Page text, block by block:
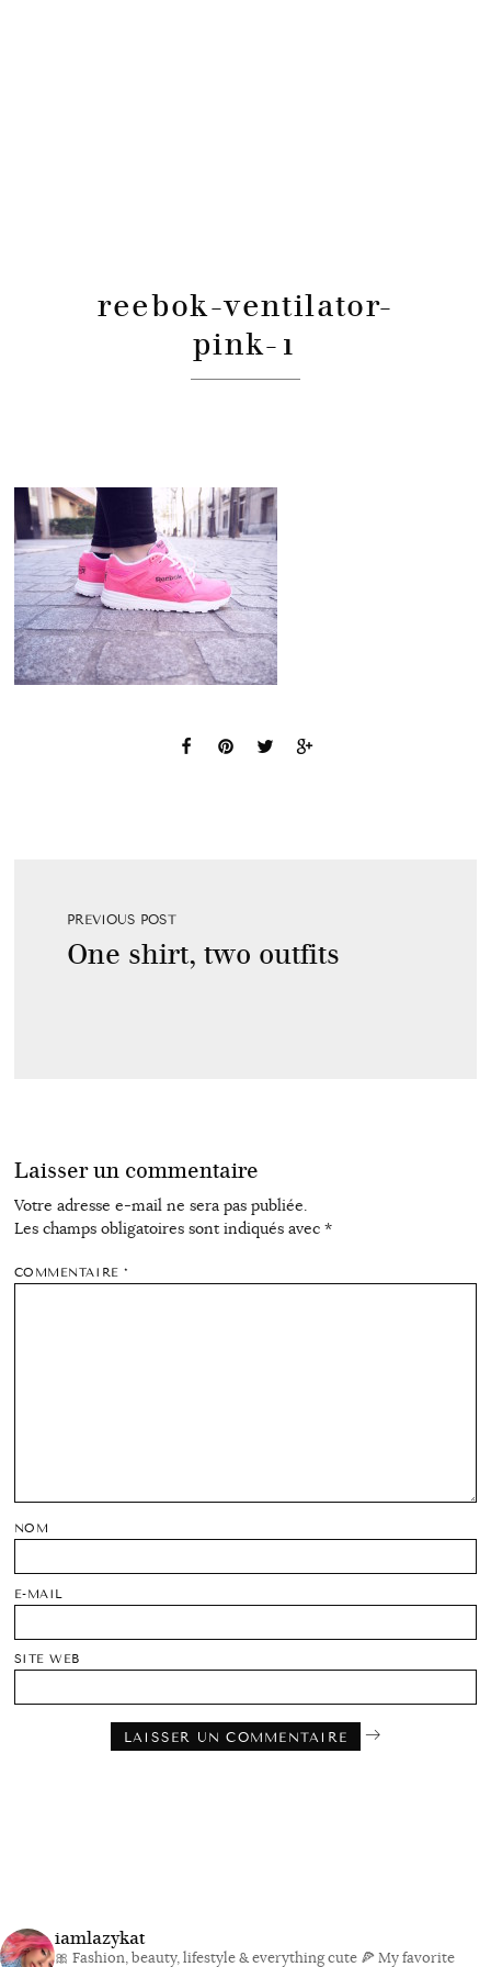
reebok-ventilator-
pink-1
PREVIOUS POST
One shirt, two outfits
Laisser un commentaire
Votre adresse e-mail ne sera pas publiée.
Les champs obligatoires sont indiqués avec *
COMMENTAIRE*
NOM
E-MAIL
SITE WEB
iamlazykat
🎀 Fashion, beauty, lifestyle & everything cute 🍕 My favorite